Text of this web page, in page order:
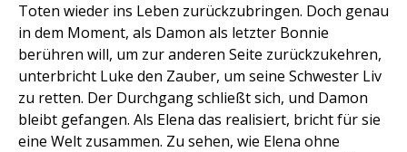
Toten wieder ins Leben zurückzubringen. Doch genau
in dem Moment, als Damon als letzter Bonnie
berühren will, um zur anderen Seite zurückzukehren,
unterbricht Luke den Zauber, um seine Schwester Liv
zu retten. Der Durchgang schließt sich, und Damon
bleibt gefangen. Als Elena das realisiert, bricht für sie
eine Welt zusammen. Zu sehen, wie Elena ohne